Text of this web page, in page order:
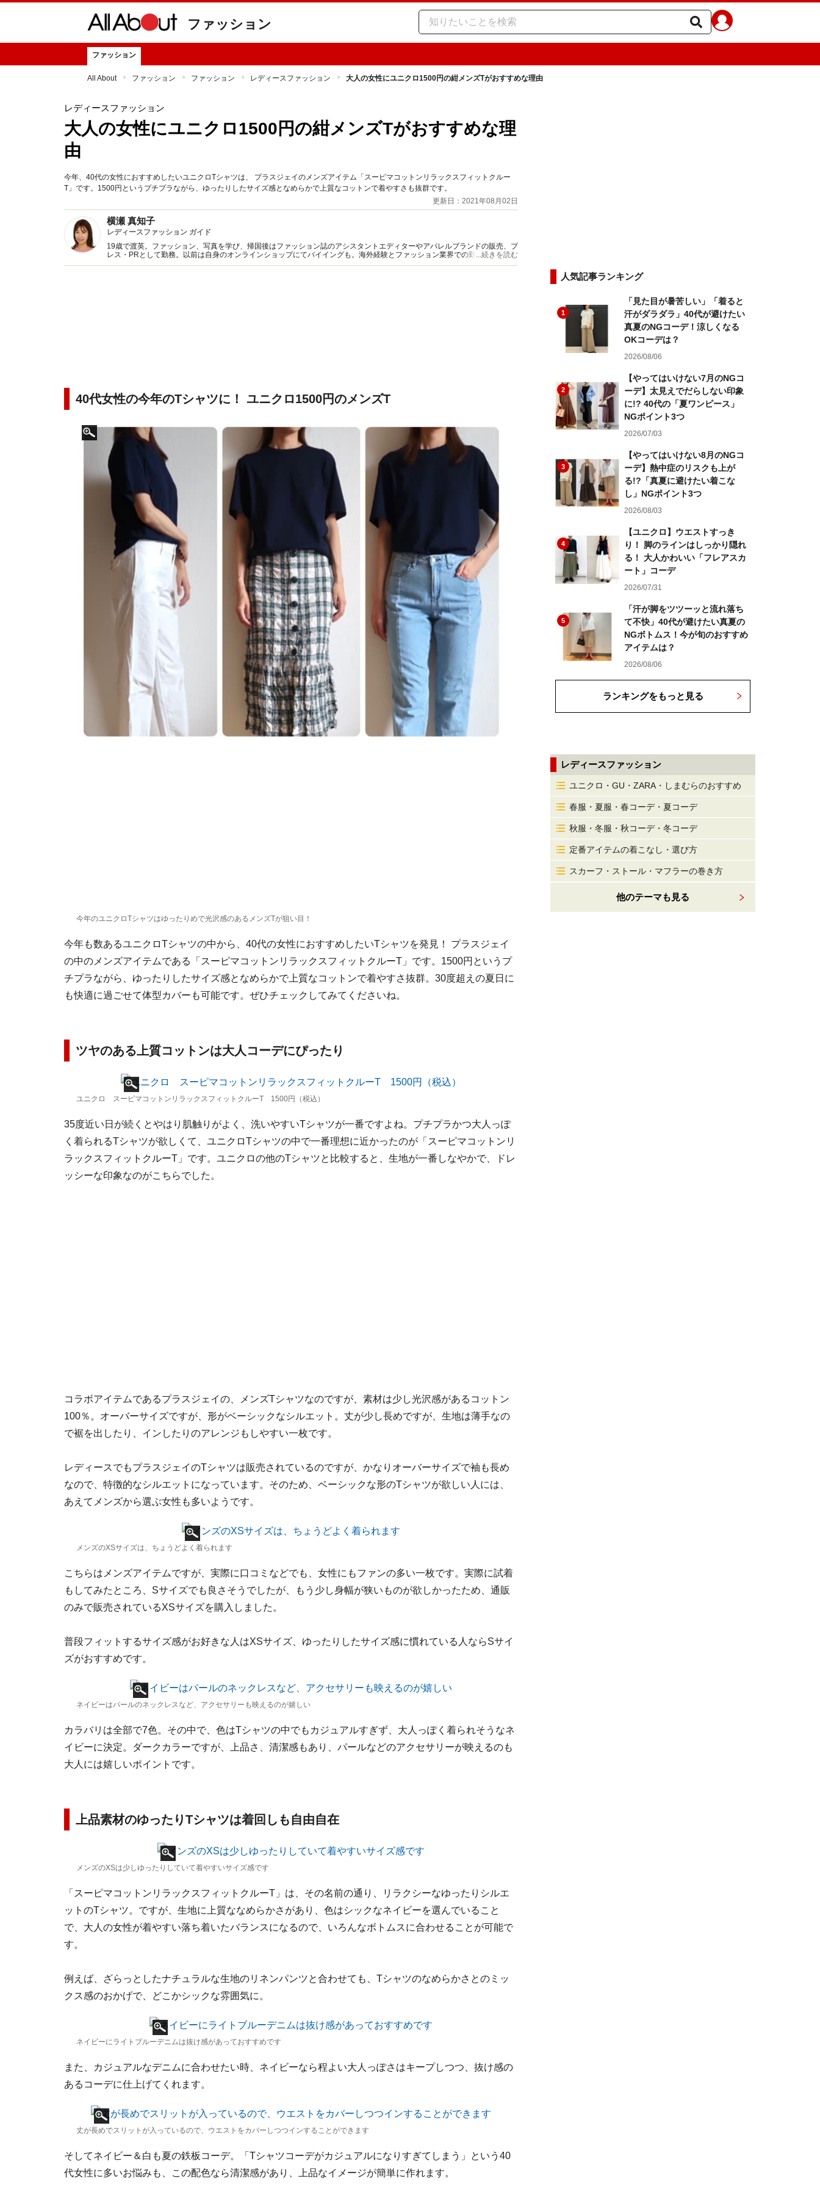
ファッション
ファッション
All About ファッション ファッション レディースファッション 大人の女性にユニクロ1500円の紺メンズTがおすすめな理由
レディースファッション
大人の女性にユニクロ1500円の紺メンズTがおすすめな理
由
今年、40代の女性におすすめしたいユニクロTシャツは、 プラスジェイのメンズアイテム「スーピマコットンリラックスフィットクルー
T」です。1500円というプチプラながら、ゆったりしたサイズ感となめらかで上質なコットンで着やすさも抜群です。
更新日：2021年08月02日
横瀬 真知子
レディースファッション ガイド
19歳で渡英。ファッション、写真を学び、帰国後はファッション誌のアシスタントエディターやアパレルブランドの販売、プ
レス・PRとして勤務。以前は自身のオンラインショップにてバイイングも。海外経験とファッション業界での勤務経験から
得た知識をもとに、フレッシュなファッション情報をご提供します。
...続きを読む
40代女性の今年のTシャツに！ ユニクロ1500円のメンズT
今年のユニクロTシャツはゆったりめで光沢感のあるメンズTが狙い目！
今年も数あるユニクロTシャツの中から、40代の女性におすすめしたいTシャツを発見！ プラスジェイ
の中のメンズアイテムである「スーピマコットンリラックスフィットクルーT」です。1500円というプ
チプラながら、ゆったりしたサイズ感となめらかで上質なコットンで着やすさ抜群。30度超えの夏日に
も快適に過ごせて体型カバーも可能です。ぜひチェックしてみてくださいね。
ツヤのある上質コットンは大人コーデにぴったり
ユニクロ スーピマコットンリラックスフィットクルーT 1500円（税込）
35度近い日が続くとやはり肌触りがよく、洗いやすいTシャツが一番ですよね。プチプラかつ大人っぽ
く着られるTシャツが欲しくて、ユニクロTシャツの中で一番理想に近かったのが「スーピマコットンリ
ラックスフィットクルーT」です。ユニクロの他のTシャツと比較すると、生地が一番しなやかで、ドレ
ッシーな印象なのがこちらでした。
コラボアイテムであるプラスジェイの、メンズTシャツなのですが、素材は少し光沢感があるコットン
100％。オーバーサイズですが、形がベーシックなシルエット。丈が少し長めですが、生地は薄手なの
で裾を出したり、インしたりのアレンジもしやすい一枚です。
レディースでもプラスジェイのTシャツは販売されているのですが、かなりオーバーサイズで袖も長め
なので、特徴的なシルエットになっています。そのため、ベーシックな形のTシャツが欲しい人には、
あえてメンズから選ぶ女性も多いようです。
メンズのXSサイズは、ちょうどよく着られます
こちらはメンズアイテムですが、実際に口コミなどでも、女性にもファンの多い一枚です。実際に試着
もしてみたところ、Sサイズでも良さそうでしたが、もう少し身幅が狭いものが欲しかったため、通販
のみで販売されているXSサイズを購入しました。
普段フィットするサイズ感がお好きな人はXSサイズ、ゆったりしたサイズ感に慣れている人ならSサイ
ズがおすすめです。
ネイビーはパールのネックレスなど、アクセサリーも映えるのが嬉しい
カラバリは全部で7色。その中で、色はTシャツの中でもカジュアルすぎず、大人っぽく着られそうなネ
イビーに決定。ダークカラーですが、上品さ、清潔感もあり、パールなどのアクセサリーが映えるのも
大人には嬉しいポイントです。
上品素材のゆったりTシャツは着回しも自由自在
メンズのXSは少しゆったりしていて着やすいサイズ感です
「スーピマコットンリラックスフィットクルーT」は、その名前の通り、リラクシーなゆったりシルエ
ットのTシャツ。ですが、生地に上質ななめらかさがあり、色はシックなネイビーを選んでいること
で、大人の女性が着やすい落ち着いたバランスになるので、いろんなボトムスに合わせることが可能で
す。
例えば、ざらっとしたナチュラルな生地のリネンパンツと合わせても、Tシャツのなめらかさとのミッ
クス感のおかげで、どこかシックな雰囲気に。
ネイビーにライトブルーデニムは抜け感があっておすすめです
また、カジュアルなデニムに合わせたい時、ネイビーなら程よい大人っぽさはキープしつつ、抜け感の
あるコーデに仕上げてくれます。
丈が長めでスリットが入っているので、ウエストをカバーしつつインすることができます
そしてネイビー＆白も夏の鉄板コーデ。「Tシャツコーデがカジュアルになりすぎてしまう」という40
代女性に多いお悩みも、この配色なら清潔感があり、上品なイメージが簡単に作れます。
人気記事ランキング
1
「見た目が暑苦しい」「着ると
汗がダラダラ」40代が避けたい
真夏のNGコーデ！涼しくなる
OKコーデは？
2026/08/06
2
【やってはいけない7月のNGコ
ーデ】太見えでだらしない印象
に!? 40代の「夏ワンピース」
NGポイント3つ
2026/07/03
3
【やってはいけない8月のNGコ
ーデ】熱中症のリスクも上が
る!?「真夏に避けたい着こな
し」NGポイント3つ
2026/08/03
4
【ユニクロ】ウエストすっき
り！ 脚のラインはしっかり隠れ
る！ 大人かわいい「フレアスカ
ート」コーデ
2026/07/31
5
「汗が脚をツツーッと流れ落ち
て不快」40代が避けたい真夏の
NGボトムス！今が旬のおすすめ
アイテムは？
2026/08/06
ランキングをもっと見る
レディースファッション
ユニクロ・GU・ZARA・しまむらのおすすめ
春服・夏服・春コーデ・夏コーデ
秋服・冬服・秋コーデ・冬コーデ
定番アイテムの着こなし・選び方
スカーフ・ストール・マフラーの巻き方
他のテーマも見る